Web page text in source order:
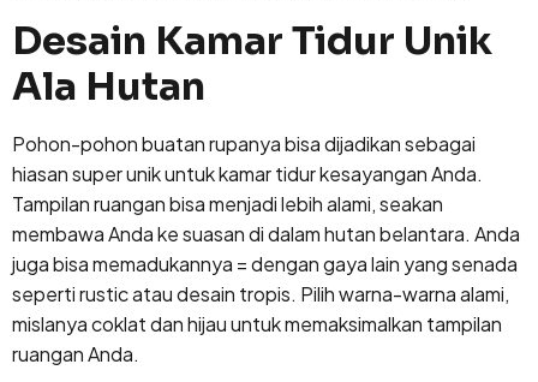
Desain Kamar Tidur Unik
Ala Hutan
Pohon-pohon buatan rupanya bisa dijadikan sebagai
hiasan super unik untuk kamar tidur kesayangan Anda.
Tampilan ruangan bisa menjadi lebih alami, seakan
membawa Anda ke suasan di dalam hutan belantara. Anda
juga bisa memadukannya = dengan gaya lain yang senada
seperti rustic atau desain tropis. Pilih warna-warna alami,
mislanya coklat dan hijau untuk memaksimalkan tampilan
ruangan Anda.